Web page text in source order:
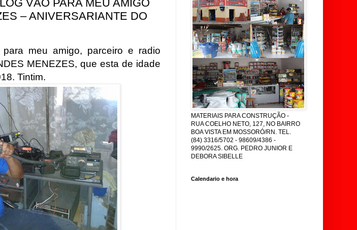
VÃO PARA MEU AMIGO
– ANIVERSARIANTE DO
meu amigo, parceiro e radio
MENEZES, que esta de idade
Tintim.
MATERIAIS PARA CONSTRUÇÃO -
RUA COELHO NETO, 127, NO BAIRRO
BOA VISTA EM MOSSORÓ/RN. TEL.
(84) 3316/5702 - 98609/4386 -
9990/2625. ORG. PEDRO JUNIOR E
DEBORA SIBELLE
Calendario e hora